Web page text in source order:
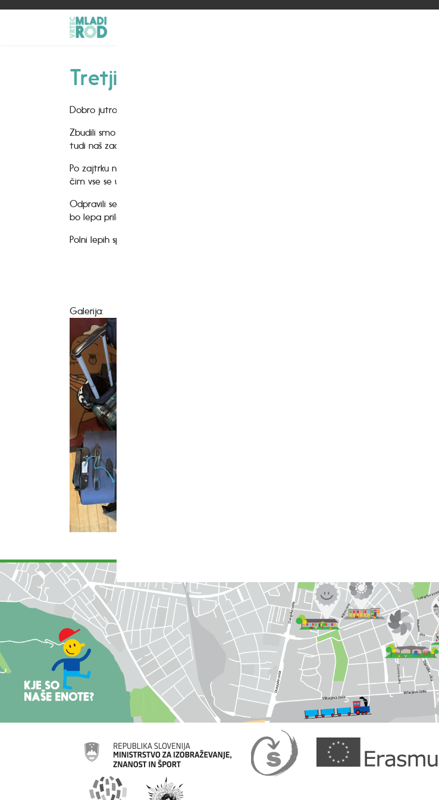
Tretji dan na kmetiji – zadnji utrinki in
Dobro jutro!
Zbudili smo se v megleno jutro, ki je kmetijo ovilo v mirno in nekoliko skrivnostno vzdušje.
tudi naš zadnji na kmetiji.
Po zajtrku nas čakajo nova zanimiva doživetja. Obiskal nas bo lovec, ki nam bo
čim vse se ukvarja in kako poteka njegov vsakdan.
Odpravili se bomo tudi na ogled mlina, kjer bomo videli, kako iz zrn nastane moka, ter v
bo lepa priložnost za nova znanja in izkušnje iz prve roke.
Polni lepih spominov, novih doživetij in prijetnih trenutkov, ki smo jih skupaj preživeli na
Galerija: